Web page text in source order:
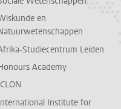
en
Studiecentrum Leiden
Academy
Institute for